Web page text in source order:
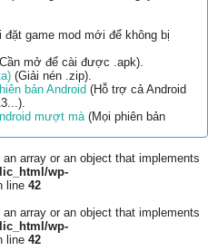
game mod mới để không bị
mở để cài được .apk).
(Giải nén .zip).
bản Android (Hỗ trợ cả Android
mượt mà(Mọi phiên bản
array or an object that implements
wp-
line 42
array or an object that implements
wp-
line 42